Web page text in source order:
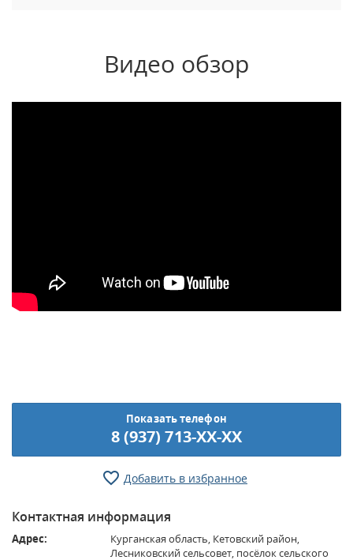
Видео обзор
Показать телефон
8 (937) 713-XX-XX
Добавить в избранное
Контактная информация
Адрес:
Курганская область, Кетовский район,
Лесниковский сельсовет, посёлок сельского